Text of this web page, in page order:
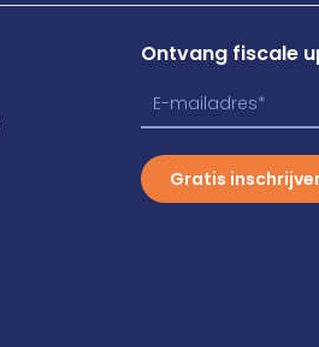
Ontvang fiscale
Gratis